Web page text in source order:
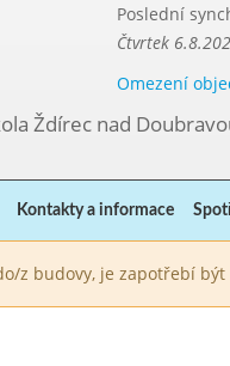
Poslední
Čtvrtek
Omezení
Ždírec nad
Kontakty a informace
z budovy, je zapotřebí